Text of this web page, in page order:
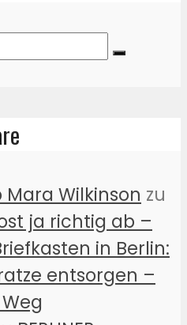
Wilkinson zu
ja richtig ab –
in Berlin:
entsorgen –